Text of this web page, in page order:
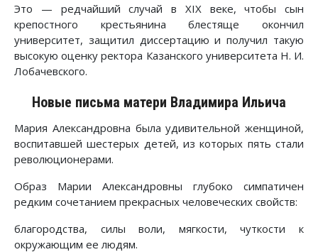
Это — редчайший случай в XIX веке, чтобы сын
крепостного крестьянина блестяще окончил
университет, защитил диссертацию и получил такую
высокую оценку ректора Казанского университета Н. И.
Лобачевского.
Новые письма матери Владимира Ильича
Мария Александровна была удивительной женщиной,
воспитавшей шестерых детей, из которых пять стали
революционерами.
Образ Марии Александровны глубоко симпатичен
редким сочетанием прекрасных человеческих свойств:
благородства, силы воли, мягкости, чуткости к
окружающим ее людям.